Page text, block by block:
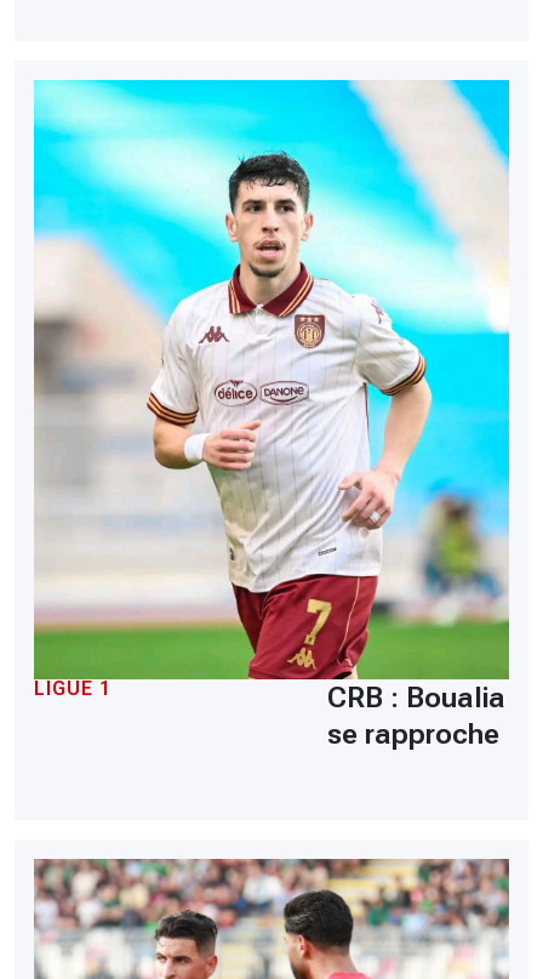
LIGUE 1
CRB : Boualia
se rapproche